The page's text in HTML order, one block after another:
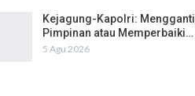
Kejagung-Kapolri: Mengganti
Pimpinan atau Memperbaiki…
5 Agu 2026